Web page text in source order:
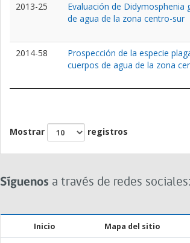
2013-25
Evaluación de
de agua de la zona centro-sur
2014-58
Prospección de la especie
cuerpos de agua de la zona
Mostrar registros
Síguenos a través de redes sociales:
Inicio Mapa del sitio